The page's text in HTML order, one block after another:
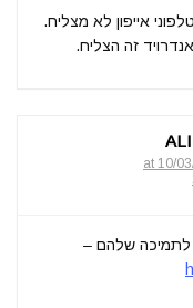
אייפון לא מצליח.
זה הצליח.
10/03/2021 at
לתמיכה שלהם –